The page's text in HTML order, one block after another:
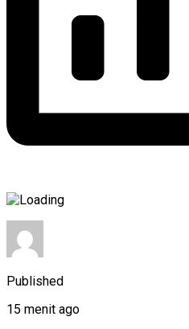
Published
15 menit ago